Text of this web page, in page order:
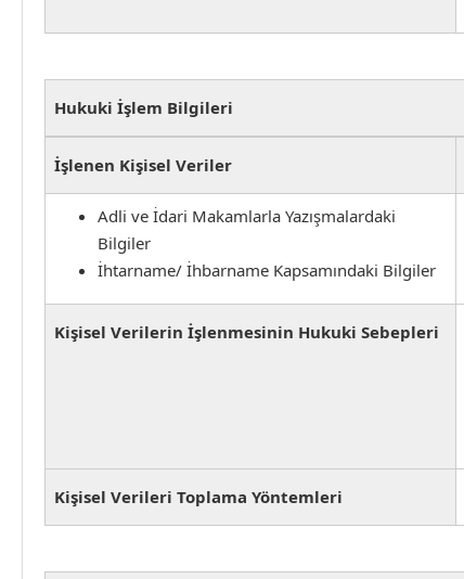
Hukuki İşlem Bilgileri
İşlenen Kişisel Veriler
Adli ve İdari Makamlarla Yazışmalardaki
Bilgiler
İhtarname/ İhbarname Kapsamındaki Bilgiler
Kişisel Verilerin İşlenmesinin Hukuki Sebepleri
Kişisel Verileri Toplama Yöntemleri